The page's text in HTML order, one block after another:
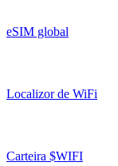
eSIM global
Localizor de WiFi
Carteira $WIFI